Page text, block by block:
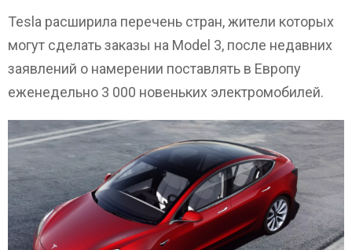
Tesla расширила перечень стран, жители которых
могут сделать заказы на Model 3, после недавних
заявлений о намерении поставлять в Европу
еженедельно 3 000 новеньких электромобилей.